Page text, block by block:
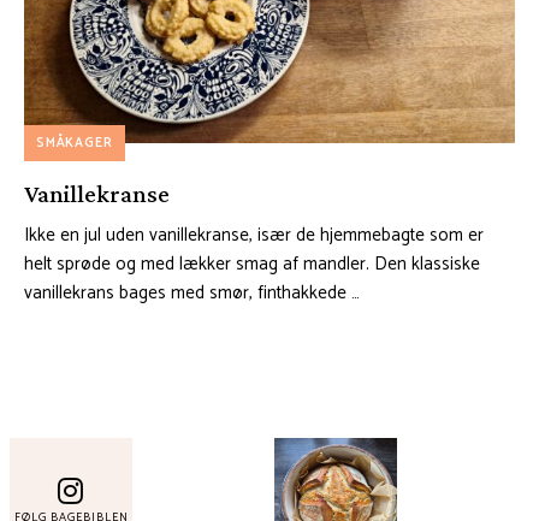
SMÅKAGER
Vanillekranse
Ikke en jul uden vanillekranse, især de hjemmebagte som er
helt sprøde og med lækker smag af mandler. Den klassiske
vanillekrans bages med smør, finthakkede …